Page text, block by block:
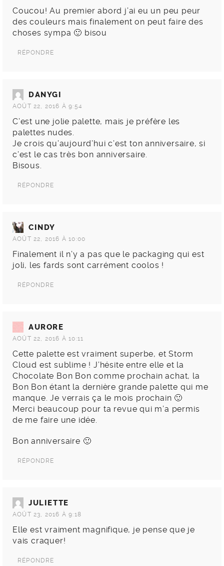
Coucou! Au premier abord j’ai eu un peu peur
des couleurs mais finalement on peut faire des
choses sympa 🙂 bisou
RÉPONDRE
DANYGI
AOÛT 22, 2016 À 9:54
C’est une jolie palette, mais je préfère les
palettes nudes.
Je crois qu’aujourd’hui c’est ton anniversaire, si
c’est le cas très bon anniversaire.
Bisous.
RÉPONDRE
CINDY
AOÛT 22, 2016 À 10:00
Finalement il n’y a pas que le packaging qui est
joli, les fards sont carrément coolos !
RÉPONDRE
AURORE
AOÛT 22, 2016 À 10:11
Cette palette est vraiment superbe, et Storm
Cloud est sublime ! J’hésite entre elle et la
Chocolate Bon Bon comme prochain achat, la
Bon Bon étant la dernière grande palette qui me
manque. Je verrais ça le mois prochain 🙂
Merci beaucoup pour ta revue qui m’a permis
de me faire une idée.
Bon anniversaire 🙂
RÉPONDRE
JULIETTE
AOÛT 23, 2016 À 9:18
Elle est vraiment magnifique, je pense que je
vais craquer!
RÉPONDRE